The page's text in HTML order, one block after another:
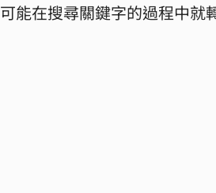
可能在搜尋關鍵字的過程中就